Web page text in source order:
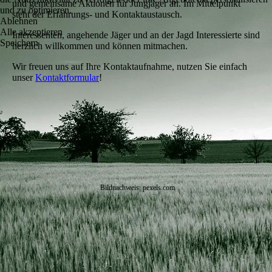
und gemeinsame Aktionen für Jungjäger an. Im Mittelpunkt
steht der Erfahrungs- und Kontaktaustausch.
Interessenten, angehende Jäger und an der Jagd Interessierte sind
herzlich willkommen und können mitmachen.
Wir freuen uns auf Ihre Kontaktaufnahme, nutzen Sie einfach
unserKontaktformular!
Bildnachweis: pexels.com
und zu optimieren.
Ablehnen
Alle akzeptieren
Speichern